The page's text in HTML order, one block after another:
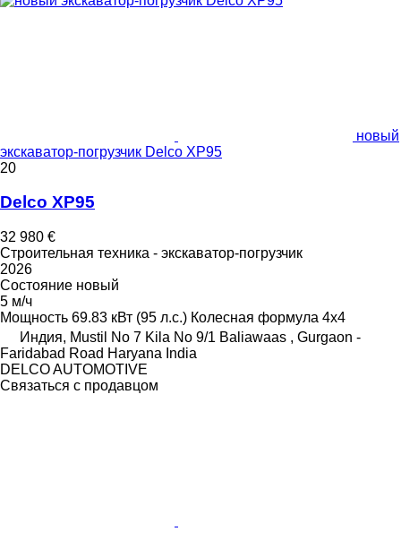
новый
экскаватор-погрузчик Delco XP95
20
Delco XP95
32 980 €
Строительная техника - экскаватор-погрузчик
2026
Состояние новый
5 м/ч
Мощность 69.83 кВт (95 л.с.) Колесная формула 4x4
Индия, Mustil No 7 Kila No 9/1 Baliawaas , Gurgaon -
Faridabad Road Haryana India
DELCO AUTOMOTIVE
Связаться с продавцом